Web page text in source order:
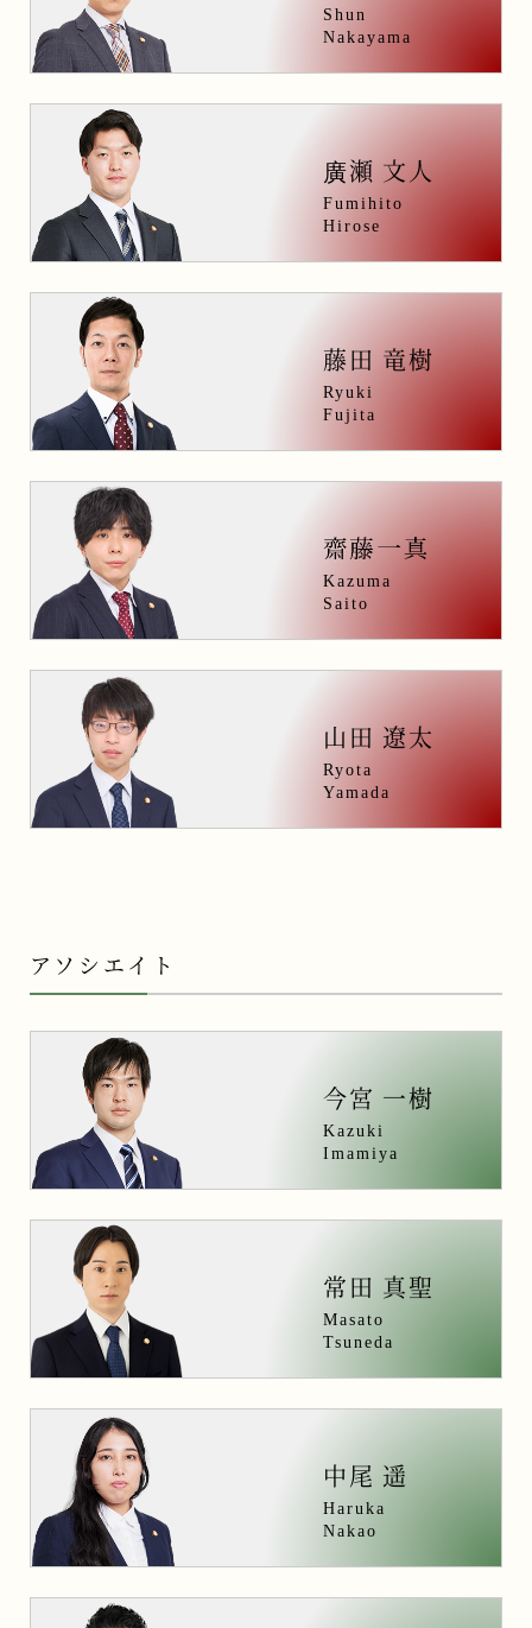
Shun
Nakayama
廣瀬 文人
Fumihito
Hirose
藤田 竜樹
Ryuki
Fujita
Kazuma
Saito
山田 遼太
Ryota
Yamada
アソシエイト
今宮 一樹
Kazuki
Imamiya
常田 真聖
Masato
Tsuneda
中尾 遥
Haruka
Nakao